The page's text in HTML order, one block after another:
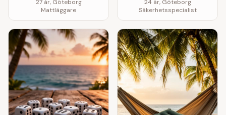
27år, Göteborg
Mattläggare
24 år, Göteborg
Säkerhetsspecialist